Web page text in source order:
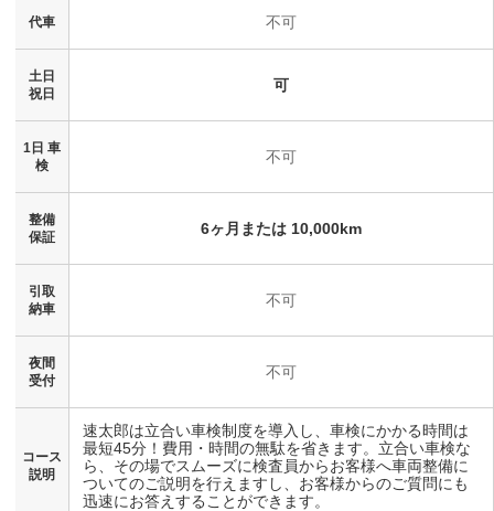
代車 不可
土日
祝日
可
1日 車
検
不可
整備
保証
6ヶ月または 10,000km
引取
納車
不可
夜間
受付
不可
コース
説明
速太郎は立合い車検制度を導入し、車検にかかる時間は
最短45分！費用・時間の無駄を省きます。立合い車検な
ら、その場でスムーズに検査員からお客様へ車両整備に
ついてのご説明を行えますし、お客様からのご質問にも
迅速にお答えすることができます。